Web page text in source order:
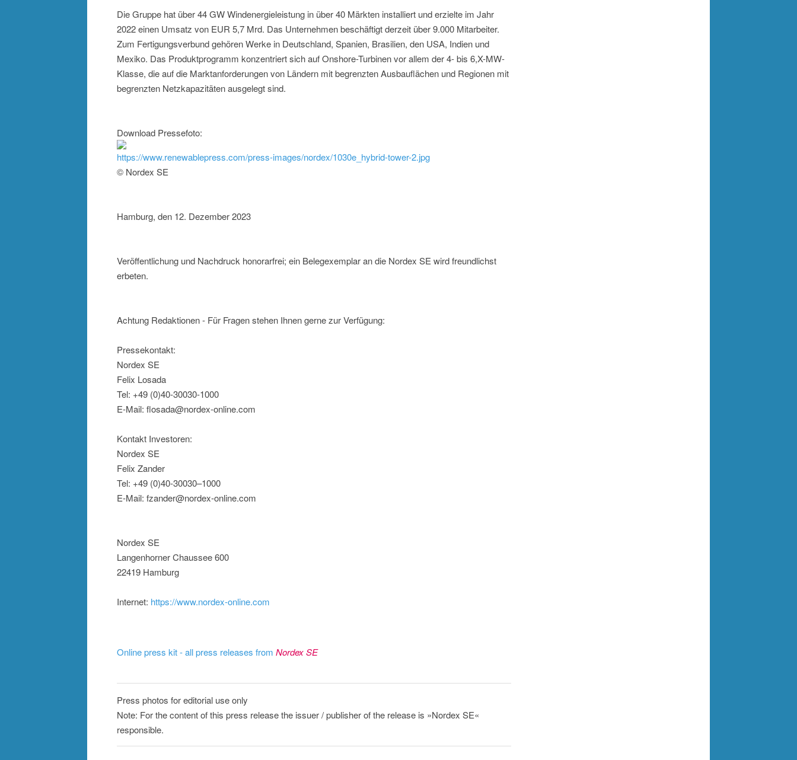
Die Gruppe hat über 44 GW Windenergieleistung in über 40 Märkten installiert und erzielte im Jahr
2022 einen Umsatz von EUR 5,7 Mrd. Das Unternehmen beschäftigt derzeit über 9.000 Mitarbeiter.
Zum Fertigungsverbund gehören Werke in Deutschland, Spanien, Brasilien, den USA, Indien und
Mexiko. Das Produktprogramm konzentriert sich auf Onshore-Turbinen vor allem der 4- bis 6,X-MW-
Klasse, die auf die Marktanforderungen von Ländern mit begrenzten Ausbauflächen und Regionen mit
begrenzten Netzkapazitäten ausgelegt sind.
Download Pressefoto:
https://www.renewablepress.com/press-images/nordex/1030e_hybrid-tower-2.jpg
© Nordex SE
Hamburg, den 12. Dezember 2023
Veröffentlichung und Nachdruck honorarfrei; ein Belegexemplar an die Nordex SE wird freundlichst
erbeten.
Achtung Redaktionen - Für Fragen stehen Ihnen gerne zur Verfügung:
Pressekontakt:
Nordex SE
Felix Losada
Tel: +49 (0)40-30030-1000
E-Mail: flosada@nordex-online.com
Kontakt Investoren:
Nordex SE
Felix Zander
Tel: +49 (0)40-30030–1000
E-Mail: fzander@nordex-online.com
Nordex SE
Langenhorner Chaussee 600
22419 Hamburg
Internet: https://www.nordex-online.com
Online press kit - all press releases from Nordex SE
Press photos for editorial use only
Note: For the content of this press release the issuer / publisher of the release is »Nordex SE«
responsible.